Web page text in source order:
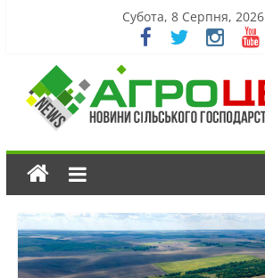
Субота, 8 Серпня, 2026